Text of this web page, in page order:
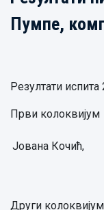
Пумпе,
Резултати испита
Први колоквијум
Јована Кочић,
Други колоквијум